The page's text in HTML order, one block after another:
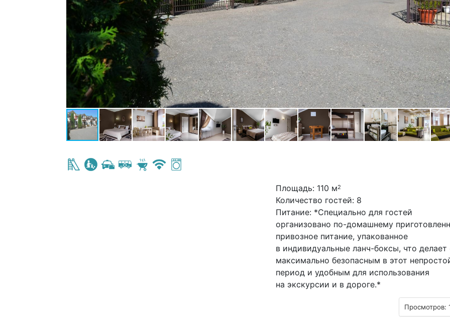
Площадь: 110 м2
Количество гостей: 8
Питание: *Специально для гостей
организовано по-домашнему
привозное питание, упакованное
в индивидуальные ланч-боксы, что делает
максимально безопасным в этот
период и удобным для использования
на экскурсии и в дороге.*
Просмотров: